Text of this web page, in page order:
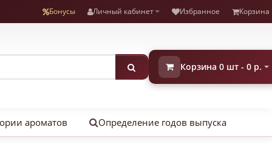
Бонусы Личный кабинет Избранное Корзина
Корзина 0 шт - 0 р.
ароматов Определение годов выпуска